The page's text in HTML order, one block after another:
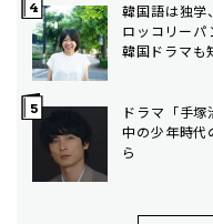
韓国語は独
ロッコリー
韓国ドラマも
ドラマ「手
中の少年時代
ら